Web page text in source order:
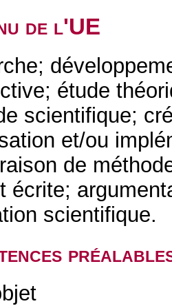
de l'UE
étude
scientifique;
et/ou
de
écrite;
scientifique.